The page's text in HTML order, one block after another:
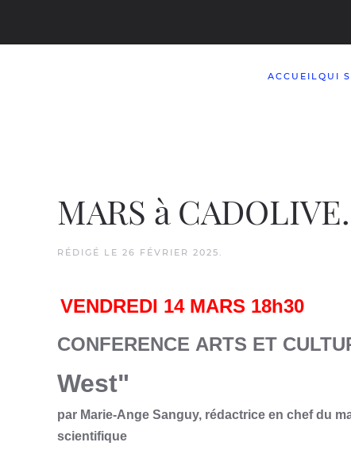
ACCUEIL QUI
MARS à
RÉDIGÉ LE 26 FÉVRIER 2025 .
VENDREDI 14 MARS 18h30
CONFERENCE ARTS ET
West"
par Marie-Ange Sanguy, rédactrice en chef du
scientifique